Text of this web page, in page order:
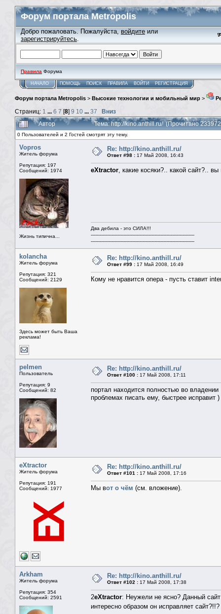
Форум портала Metropolis
Добро пожаловать. Пожалуйста, войдите или
зарегистрируйтесь.
Правила Форума
НАЧАЛО ПОМОЩЬ ПОИСК ПРАВИЛА ВОЙТИ РЕГИСТРАЦИЯ
Форум портала Metropolis > Высокие технологии и мобильный мир >
Страниц: 1 ... 6 7 [8] 9 10 ... 37
Вниз
Автор
Тема: http://kino.anthill.ru/ (Прочитано
0 Пользователей и 2 Гостей смотрят эту тему.
Vopros
Житель форума
Репутация: 197
Сообщений: 1974
Жизнь типична...
Re: http://kino.anthill.ru/
Ответ #98 : 17 Май 2008, 16:43
eXtractor, какие косяки?.. какой сайт?..
Два дебила - это СИЛА!!!
----------------------------------------------------------------------
----------------------------------------------------------------------
kolancha
Житель форума
Репутация: 321
Сообщений: 2129
Здесь может быть Ваша
реклама!
Re: http://kino.anthill.ru/
Ответ #99 : 17 Май 2008, 16:49
Кому не нравится опера - пусть ставит
pelmen
Пользователь
Репутация: 9
Сообщений: 82
Re: http://kino.anthill.ru/
Ответ #100 : 17 Май 2008, 17:11
портал находится полностью во
проблемах писать ему, быстрее исправит )
eXtractor
Житель форума
Репутация: 191
Сообщений: 1977
Re: http://kino.anthill.ru/
Ответ #101 : 17 Май 2008, 17:16
Мы вот о чём (см. вложение).
Arkham
Житель форума
Репутация: 354
Сообщений: 2591
Re: http://kino.anthill.ru/
Ответ #102 : 17 Май 2008, 17:38
2eXtractor: Неужели не ясно? Данный
интересно образом он исправляет